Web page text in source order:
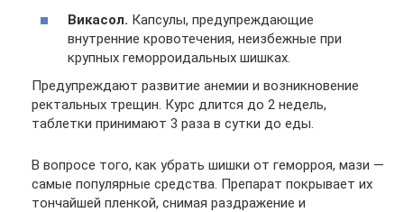
Викасол. Капсулы, предупреждающие
внутренние кровотечения, неизбежные при
крупных геморроидальных шишках.
Предупреждают развитие анемии и возникновение
ректальных трещин. Курс длится до 2 недель,
таблетки принимают 3 раза в сутки до еды.
В вопросе того, как убрать шишки от геморроя, мази —
самые популярные средства. Препарат покрывает их
тончайшей пленкой, снимая раздражение и